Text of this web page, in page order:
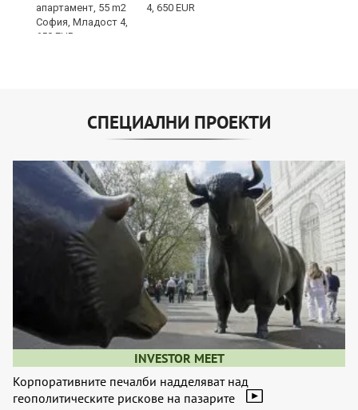
4, 650 EUR
СПЕЦИАЛНИ ПРОЕКТИ
INVESTOR MEET
Корпоративните печалби надделяват над
геополитическите рискове на пазарите